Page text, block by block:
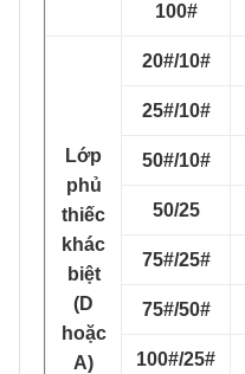
100#
Lớp
phủ
thiếc
khác
biệt
(D
hoặc
A)
20#/10#
25#/10#
50#/10#
50/25
75#/25#
75#/50#
100#/25#